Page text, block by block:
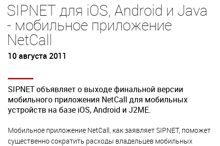
SIPNET для iOS, Android и Java
- мобильное приложение
NetCall
10 августа 2011
SIPNET объявляет о выходе финальной версии
мобильного приложения NetCall для мобильных
устройств на базе iOS, Android и J2ME.
Мобильное приложение NetCall, как заявляет SIPNET, поможет
существенно сократить расходы владельцев мобильных